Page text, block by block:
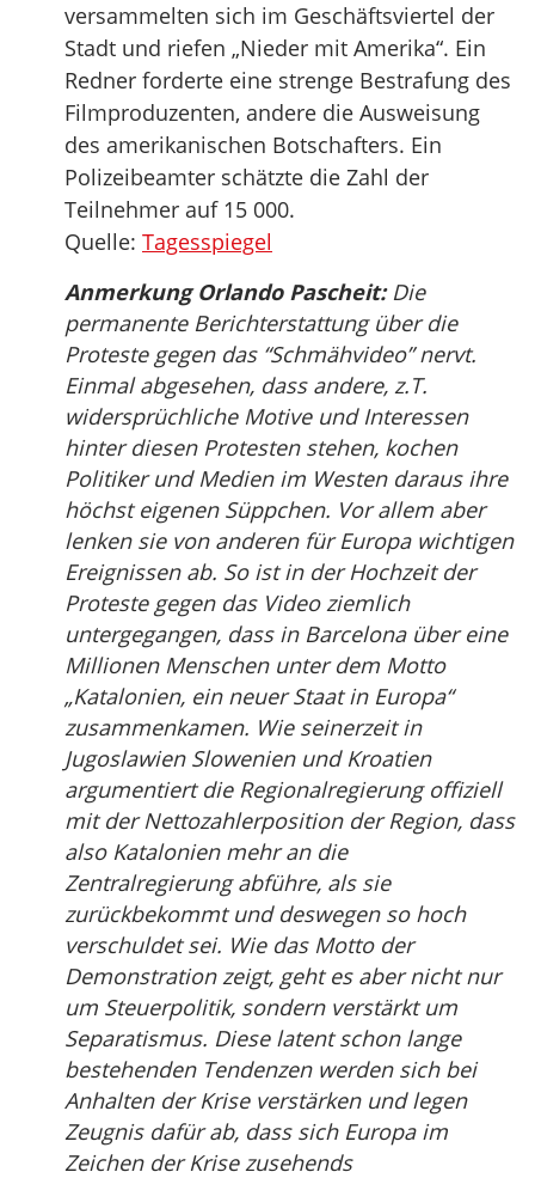
versammelten sich im Geschäftsviertel der
Stadt und riefen „Nieder mit Amerika“. Ein
Redner forderte eine strenge Bestrafung des
Filmproduzenten, andere die Ausweisung
des amerikanischen Botschafters. Ein
Polizeibeamter schätzte die Zahl der
Teilnehmer auf 15 000.
Quelle: Tagesspiegel
Anmerkung Orlando Pascheit:Die
permanente Berichterstattung über die
Proteste gegen das “Schmähvideo” nervt.
Einmal abgesehen, dass andere, z.T.
widersprüchliche Motive und Interessen
hinter diesen Protesten stehen, kochen
Politiker und Medien im Westen daraus ihre
höchst eigenen Süppchen. Vor allem aber
lenken sie von anderen für Europa wichtigen
Ereignissen ab. So ist in der Hochzeit der
Proteste gegen das Video ziemlich
untergegangen, dass in Barcelona über eine
Millionen Menschen unter dem Motto
„Katalonien, ein neuer Staat in Europa“
zusammenkamen. Wie seinerzeit in
Jugoslawien Slowenien und Kroatien
argumentiert die Regionalregierung offiziell
mit der Nettozahlerposition der Region, dass
also Katalonien mehr an die
Zentralregierung abführe, als sie
zurückbekommt und deswegen so hoch
verschuldet sei. Wie das Motto der
Demonstration zeigt, geht es aber nicht nur
um Steuerpolitik, sondern verstärkt um
Separatismus. Diese latent schon lange
bestehenden Tendenzen werden sich bei
Anhalten der Krise verstärken und legen
Zeugnis dafür ab, dass sich Europa im
Zeichen der Krise zusehends